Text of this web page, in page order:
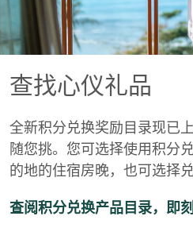
查找心仪礼品
全新积分兑换奖励目录现已
随您挑。您可选择使用积分
的地的住宿房晚，也可选择
查阅积分兑换产品目录，即